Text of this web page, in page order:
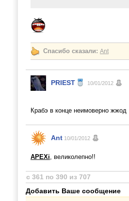
Спасибо сказали: Ant
PRIEST 10/01/2012
Крабэ в конце неимоверно жжод
Ant 10/01/2012
APEXi, великолепно!!
с 361 по 390 из 707
Добавить Ваше сообщение